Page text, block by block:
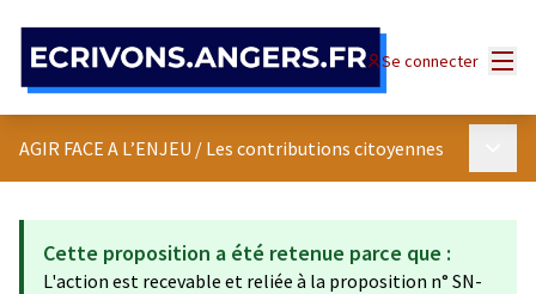
Se connecter
AGIR FACE A L’ENJEU / Les contributions citoyennes
Cette proposition a été retenue parce que :
L'action est recevable et reliée à la proposition n° SN-